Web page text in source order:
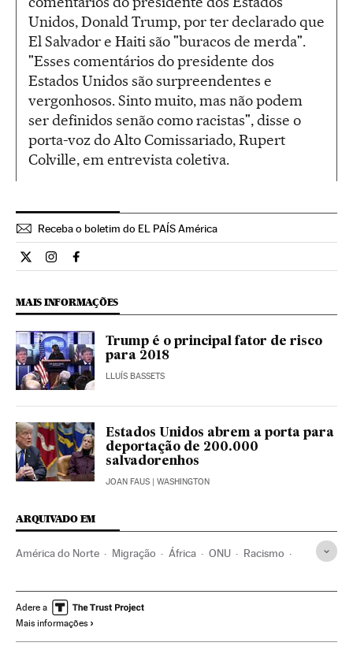
Unidos, Donald Trump, por ter declarado que
El Salvador e Haiti são "buracos de merda".
"Esses comentários do presidente dos
Estados Unidos são surpreendentes e
vergonhosos. Sinto muito, mas não podem
ser definidos senão como racistas", disse o
porta-voz do Alto Comissariado, Rupert
Colville, em entrevista coletiva.
Receba o boletim do EL PAÍS América
Internacional El País Brasil en Twitter
Internacional El País Brasil en Instagram
Internacional El País Brasil en Facebook
MAIS INFORMAÇÕES
Trump é o principal fator de risco
para 2018
LLUÍS BASSETS
Estados Unidos abrem a porta para
deportação de 200.000
salvadorenhos
JOAN FAUS | WASHINGTON
ARQUIVADO EM
América do Norte Migração África ONU Racismo
Administração Estado Donald Trump
Organizações internacionais
Adere a
Mais informações